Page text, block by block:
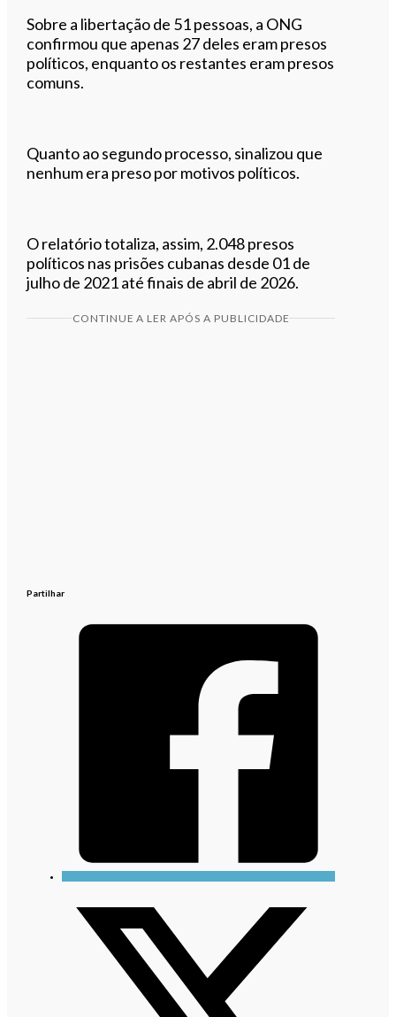
Sobre a libertação de 51 pessoas, a ONG
confirmou que apenas 27 deles eram presos
políticos, enquanto os restantes eram presos
comuns.
Quanto ao segundo processo, sinalizou que
nenhum era preso por motivos políticos.
O relatório totaliza, assim, 2.048 presos
políticos nas prisões cubanas desde 01 de
julho de 2021 até finais de abril de 2026.
CONTINUE A LER APÓS A PUBLICIDADE
Partilhar